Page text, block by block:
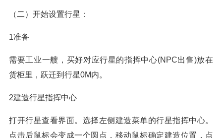
（二）开始设置行星：
1准备
需要工业一艘，买好对应行星的指挥中心(NPC出售)放在
货柜里，跃迁到行星0M内。
2建造行星指挥中心
打开行星查看界面。选择左侧建造菜单的行星指挥中心。
点击后鼠标会变成一个圆点，移动鼠标确定建造位置，点